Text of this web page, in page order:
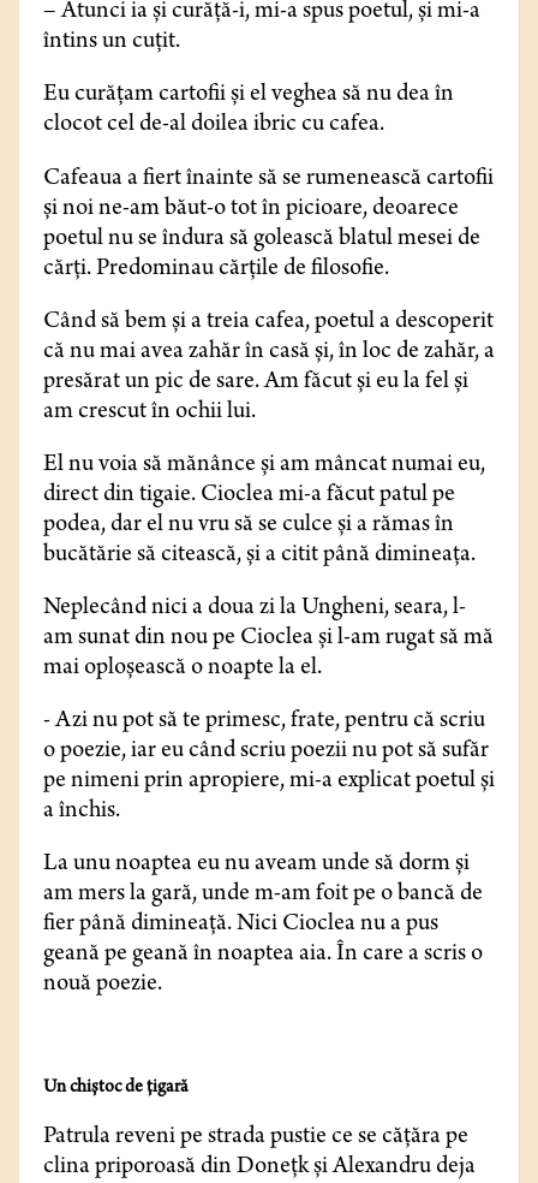
– Atunci ia și curăță-i, mi-a spus poetul, și mi-a
întins un cuțit.
Eu curățam cartofii și el veghea să nu dea în
clocot cel de-al doilea ibric cu cafea.
Cafeaua a fiert înainte să se rumenească cartofii
și noi ne-am băut-o tot în picioare, deoarece
poetul nu se îndura să golească blatul mesei de
cărți. Predominau cărțile de filosofie.
Când să bem și a treia cafea, poetul a descoperit
că nu mai avea zahăr în casă și, în loc de zahăr, a
presărat un pic de sare. Am făcut și eu la fel și
am crescut în ochii lui.
El nu voia să mănânce și am mâncat numai eu,
direct din tigaie. Cioclea mi-a făcut patul pe
podea, dar el nu vru să se culce și a rămas în
bucătărie să citească, și a citit până dimineața.
Neplecând nici a doua zi la Ungheni, seara, l-
am sunat din nou pe Cioclea și l-am rugat să mă
mai oploșească o noapte la el.
- Azi nu pot să te primesc, frate, pentru că scriu
o poezie, iar eu când scriu poezii nu pot să sufăr
pe nimeni prin apropiere, mi-a explicat poetul și
a închis.
La unu noaptea eu nu aveam unde să dorm și
am mers la gară, unde m-am foit pe o bancă de
fier până dimineață. Nici Cioclea nu a pus
geană pe geană în noaptea aia. În care a scris o
nouă poezie.
Un chiștoc de țigară
Patrula reveni pe strada pustie ce se căţăra pe
clina priporoasă din Donețk şi Alexandru deja